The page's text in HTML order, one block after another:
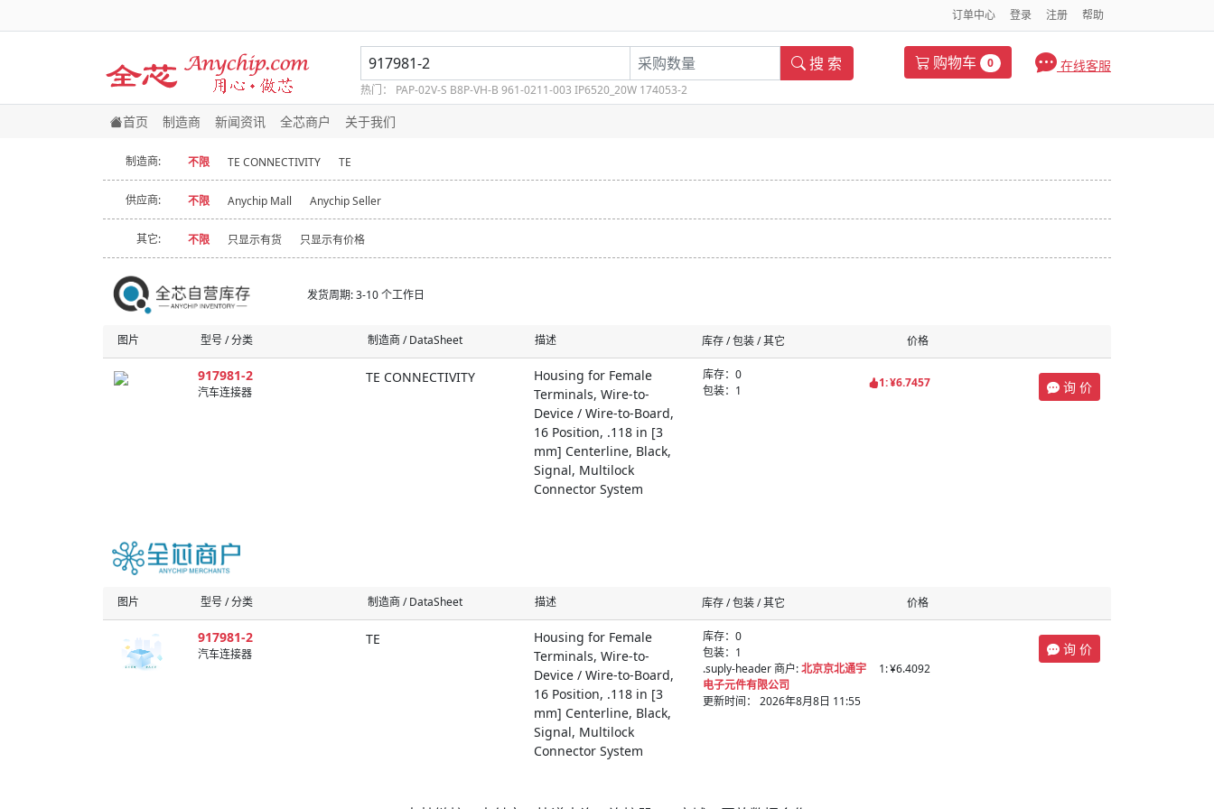
订单中心 登录 注册 帮助
搜 索
热门： PAP-02V-S B8P-VH-B 961-0211-003 IP6520_20W 174053-2
购物车 0 在线客服
首页 制造商 新闻资讯 全芯商户 关于我们
制造商: 不限 TE CONNECTIVITY TE
供应商: 不限 Anychip Mall Anychip Seller
其它: 不限 只显示有货 只显示有价格
发货周期: 3-10 个工作日
图片 型号 / 分类 制造商 / DataSheet 描述 库存 / 包装 / 其它 价格
917981-2
汽车连接器
TE CONNECTIVITY
Housing for Female
Terminals, Wire-to-
Device / Wire-to-Board,
16 Position, .118 in [3
mm] Centerline, Black,
Signal, Multilock
Connector System
库存： 0
包装：1
1:¥6.7457 询 价
图片 型号 / 分类 制造商 / DataSheet 描述 库存 / 包装 / 其它 价格
917981-2
汽车连接器
TE
Housing for Female
Terminals, Wire-to-
Device / Wire-to-Board,
16 Position, .118 in [3
mm] Centerline, Black,
Signal, Multilock
Connector System
库存： 0
包装：1
.suply-header 商户:北京京北通宇
电子元件有限公司
更新时间： 2026年8月8日 11:55
1:¥6.4092
询 价